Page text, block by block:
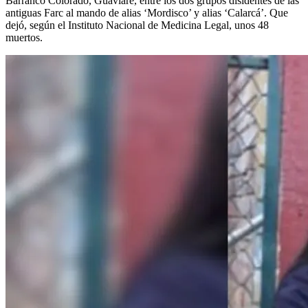
antiguas Farc al mando de alias ‘Mordisco’ y alias ‘Calarcá’. Que
dejó, según el Instituto Nacional de Medicina Legal, unos 48
muertos.